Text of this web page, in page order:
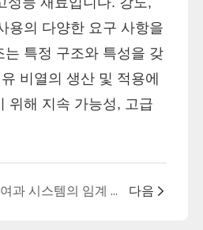
용의 다양한 요구 사항을
특정 구조와 특성을 갖
비열의 생산 및 적용에
위해 지속 가능성, 고급
Yuzhimu 필터 지원 계층 비직 : 여과 시스템의 임계 구성 요소 다음